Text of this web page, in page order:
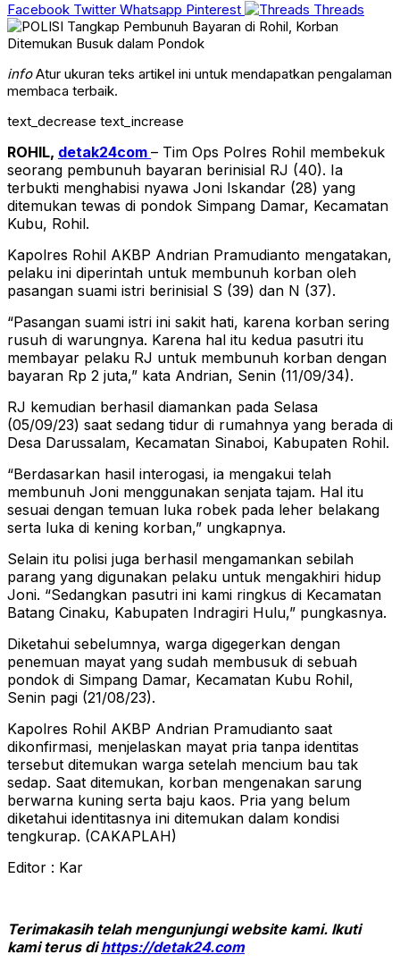
Facebook Twitter Whatsapp Pinterest Threads
infoAtur ukuran teks artikel ini untuk mendapatkan pengalaman
membaca terbaik.
text_decrease text_increase
ROHIL, detak24com – Tim Ops Polres Rohil membekuk
seorang pembunuh bayaran berinisial RJ (40). Ia
terbukti menghabisi nyawa Joni Iskandar (28) yang
ditemukan tewas di pondok Simpang Damar, Kecamatan
Kubu, Rohil.
Kapolres Rohil AKBP Andrian Pramudianto mengatakan,
pelaku ini diperintah untuk membunuh korban oleh
pasangan suami istri berinisial S (39) dan N (37).
“Pasangan suami istri ini sakit hati, karena korban sering
rusuh di warungnya. Karena hal itu kedua pasutri itu
membayar pelaku RJ untuk membunuh korban dengan
bayaran Rp 2 juta,” kata Andrian, Senin (11/09/34).
RJ kemudian berhasil diamankan pada Selasa
(05/09/23) saat sedang tidur di rumahnya yang berada di
Desa Darussalam, Kecamatan Sinaboi, Kabupaten Rohil.
“Berdasarkan hasil interogasi, ia mengakui telah
membunuh Joni menggunakan senjata tajam. Hal itu
sesuai dengan temuan luka robek pada leher belakang
serta luka di kening korban,” ungkapnya.
Selain itu polisi juga berhasil mengamankan sebilah
parang yang digunakan pelaku untuk mengakhiri hidup
Joni. “Sedangkan pasutri ini kami ringkus di Kecamatan
Batang Cinaku, Kabupaten Indragiri Hulu,” pungkasnya.
Diketahui sebelumnya, warga digegerkan dengan
penemuan mayat yang sudah membusuk di sebuah
pondok di Simpang Damar, Kecamatan Kubu Rohil,
Senin pagi (21/08/23).
Kapolres Rohil AKBP Andrian Pramudianto saat
dikonfirmasi, menjelaskan mayat pria tanpa identitas
tersebut ditemukan warga setelah mencium bau tak
sedap. Saat ditemukan, korban mengenakan sarung
berwarna kuning serta baju kaos. Pria yang belum
diketahui identitasnya ini ditemukan dalam kondisi
tengkurap. (CAKAPLAH)
Editor : Kar
Terimakasih telah mengunjungi website kami. Ikuti
kami terus dihttps://detak24.com